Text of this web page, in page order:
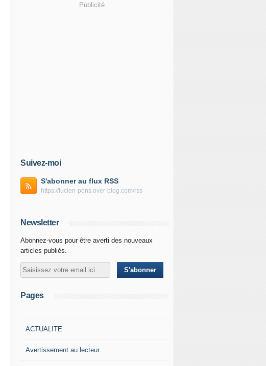
Publicité
Suivez-moi
S'abonner au flux RSS
https://lucien-pons.over-blog.com/rss
Newsletter
Abonnez-vous pour être averti des nouveaux
articles publiés.
Pages
ACTUALITE
Avertissement au lecteur